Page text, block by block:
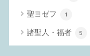
聖ヨゼフ 1
諸聖人・福者 5